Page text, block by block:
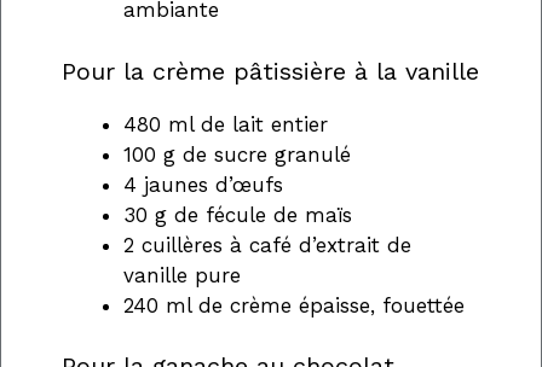
ambiante
Pour la crème pâtissière à la vanille
480 ml de lait entier
100 g de sucre granulé
4 jaunes d’œufs
30 g de fécule de maïs
2 cuillères à café d’extrait de
vanille pure
240 ml de crème épaisse, fouettée